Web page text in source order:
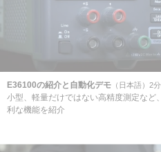
E36100の紹介と自動化デモ （日本語）2
小型、軽量だけではない高精度測定な
利な機能を紹介